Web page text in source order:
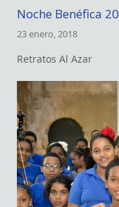
Noche Benéfica
23 enero, 2018
Retratos Al Azar